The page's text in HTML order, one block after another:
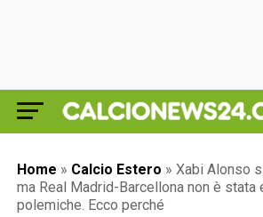
Home » Calcio Estero » Xabi Alonso
ma Real Madrid-Barcellona non è stata
polemiche. Ecco perché